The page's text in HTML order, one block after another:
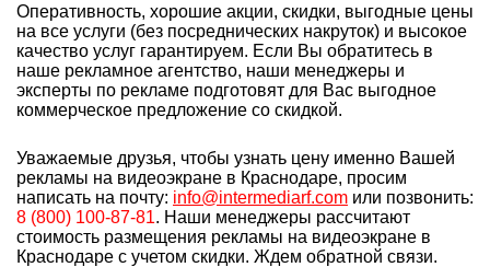
Оперативность, хорошие акции, скидки, выгодные цены
на все услуги (без посреднических накруток) и высокое
качество услуг гарантируем. Если Вы обратитесь в
наше рекламное агентство, наши менеджеры и
эксперты по рекламе подготовят для Вас выгодное
коммерческое предложение со скидкой.
Уважаемые друзья, чтобы узнать цену именно Вашей
рекламы на видеоэкране в Краснодаре, просим
написать на почту: info@intermediarf.com или позвонить:
8 (800) 100-87-81. Наши менеджеры рассчитают
стоимость размещения рекламы на видеоэкране в
Краснодаре с учетом скидки. Ждем обратной связи.